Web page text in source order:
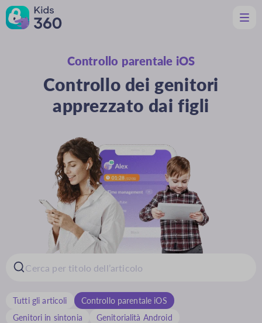
Caratteristiche
Utile per i genitori
Assistenza
Controllo parentale iOS
Controllo dei genitori
apprezzato dai figli
Tutti gli articoli
Controllo parentale iOS
Genitori in sintonia
Genitorialità Android